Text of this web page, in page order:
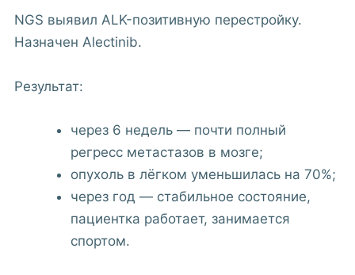
NGS выявил ALK-позитивную перестройку.
Назначен Alectinib.
Результат:
через 6 недель — почти полный
регресс метастазов в мозге;
опухоль в лёгком уменьшилась на 70%;
через год — стабильное состояние,
пациентка работает, занимается
спортом.